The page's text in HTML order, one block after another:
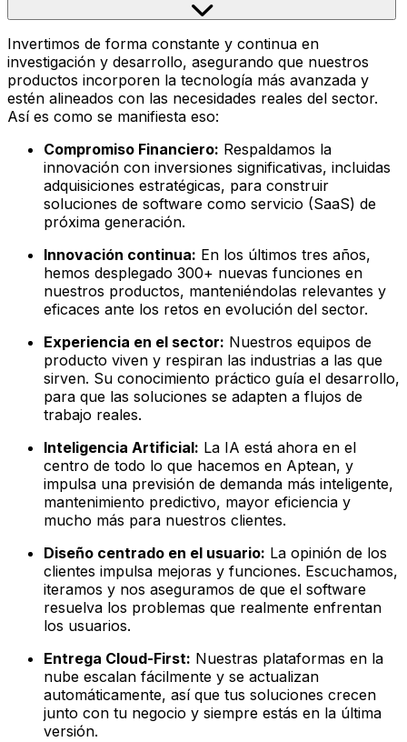
Invertimos de forma constante y continua en
investigación y desarrollo, asegurando que nuestros
productos incorporen la tecnología más avanzada y
estén alineados con las necesidades reales del sector.
Así es como se manifiesta eso:
Compromiso Financiero: Respaldamos la
innovación con inversiones significativas, incluidas
adquisiciones estratégicas, para construir
soluciones de software como servicio (SaaS) de
próxima generación.
Innovación continua: En los últimos tres años,
hemos desplegado 300+ nuevas funciones en
nuestros productos, manteniéndolas relevantes y
eficaces ante los retos en evolución del sector.
Experiencia en el sector: Nuestros equipos de
producto viven y respiran las industrias a las que
sirven. Su conocimiento práctico guía el desarrollo,
para que las soluciones se adapten a flujos de
trabajo reales.
Inteligencia Artificial: La IA está ahora en el
centro de todo lo que hacemos en Aptean, y
impulsa una previsión de demanda más inteligente,
mantenimiento predictivo, mayor eficiencia y
mucho más para nuestros clientes.
Diseño centrado en el usuario: La opinión de los
clientes impulsa mejoras y funciones. Escuchamos,
iteramos y nos aseguramos de que el software
resuelva los problemas que realmente enfrentan
los usuarios.
Entrega Cloud-First: Nuestras plataformas en la
nube escalan fácilmente y se actualizan
automáticamente, así que tus soluciones crecen
junto con tu negocio y siempre estás en la última
versión.